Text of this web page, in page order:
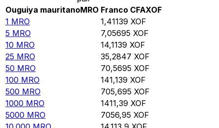
Ouguiya mauritanoMRO Franco CFAXOF
1 MRO 1,41139 XOF
5 MRO 7,05695 XOF
10 MRO 14,1139 XOF
25 MRO 35,2847 XOF
50 MRO 70,5695 XOF
100 MRO 141,139 XOF
500 MRO 705,695 XOF
1000 MRO 1411,39 XOF
5000 MRO 7056,95 XOF